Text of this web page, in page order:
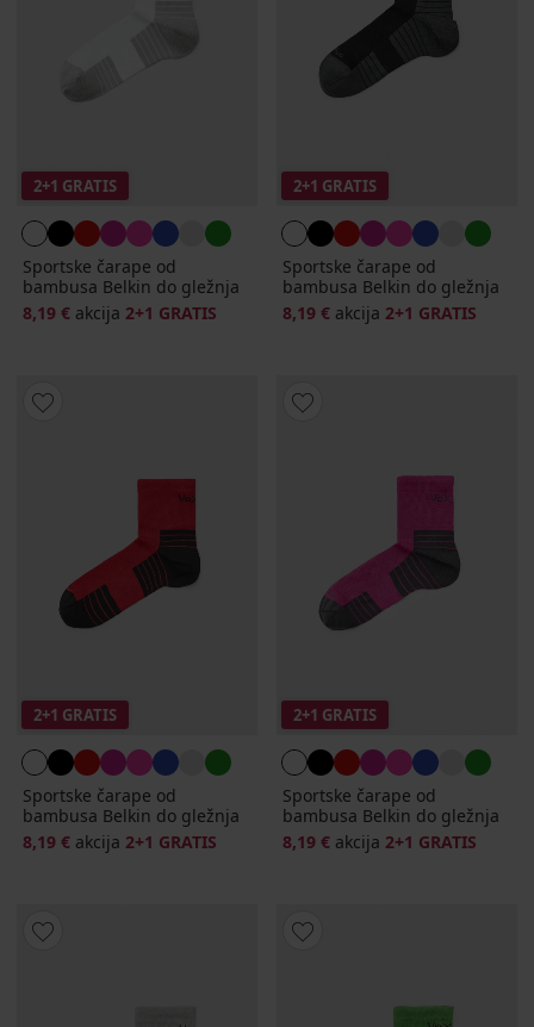
2+1 GRATIS
Sportske čarape od
bambusa Belkin do gležnja
8,19 € akcija 2+1 GRATIS
2+1 GRATIS
Sportske čarape od
bambusa Belkin do gležnja
8,19 € akcija 2+1 GRATIS
2+1 GRATIS
Sportske čarape od
bambusa Belkin do gležnja
8,19 € akcija 2+1 GRATIS
2+1 GRATIS
Sportske čarape od
bambusa Belkin do gležnja
8,19 € akcija 2+1 GRATIS